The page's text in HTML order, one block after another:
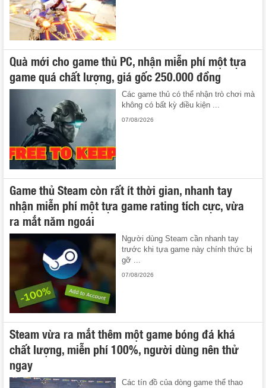
Quà mới cho game thủ PC, nhận miễn phí một tựa
game quá chất lượng, giá gốc 250.000 đồng
Các game thủ có thể nhận trò chơi mà
không có bất kỳ điều kiện ...
07/08/2026
Game thủ Steam còn rất ít thời gian, nhanh tay
nhận miễn phí một tựa game rating tích cực, vừa
ra mắt năm ngoái
Người dùng Steam cần nhanh tay
trước khi tựa game này chính thức bị
gỡ ...
07/08/2026
Steam vừa ra mắt thêm một game bóng đá khá
chất lượng, miễn phí 100%, người dùng nên thử
ngay
Các tín đồ của dòng game thể thao